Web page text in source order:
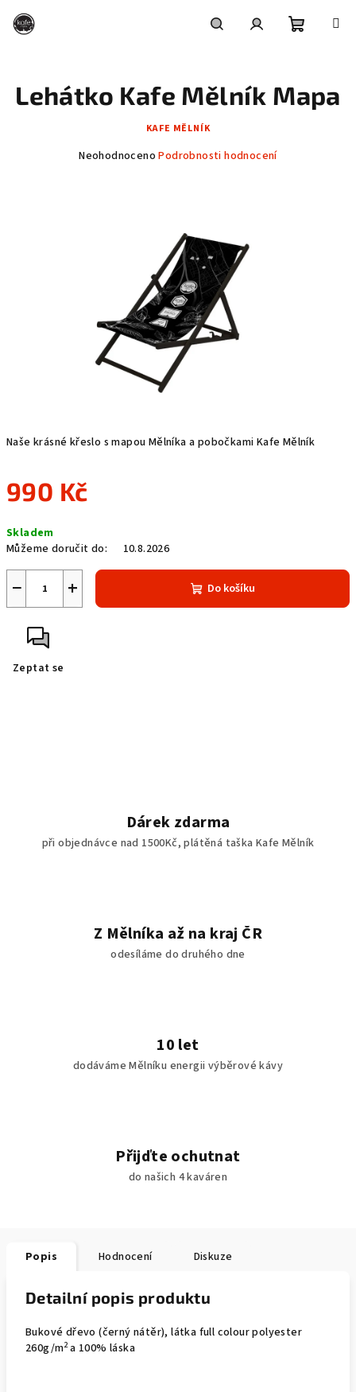
obsah
košík
Naše krásné křeslo s mapou Mělníka a pobočkami Kafe Mělník
990 Kč
cena:
Skladem
Můžeme doručit do:
10.8.2026
+
− Do košíku
Zeptat se
Lehátko Kafe Mělník Mapa
KAFE MĚLNÍK
Průměrné
Neohodnoceno Podrobnosti hodnocení
Dárek zdarma
při objednávce nad 1500Kč, plátěná taška Kafe Mělník
Z Mělníka až na kraj ČR
odesíláme do druhého dne
10 let
dodáváme Mělníku energii výběrové kávy
Přijďte ochutnat
do našich 4 kaváren
Popis Hodnocení Diskuze
Detailní popis produktu
Bukové dřevo (černý nátěr), látka full colourpolyester
260g/m2a 100% láska